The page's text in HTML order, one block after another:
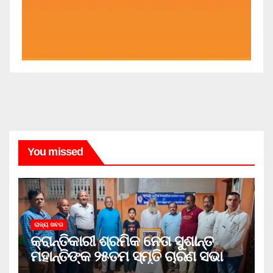
You missed
ରାଜ୍ୟ ଖବର
କ୍ରାନ୍ତିକାରୀ ଶ୍ରମିକ ନେତା ସୁଶାନ୍ତ
ମହାନ୍ତିଙ୍କ ୨୫ତମ ସ୍ମୃତି ଚାରଣ ସଭା